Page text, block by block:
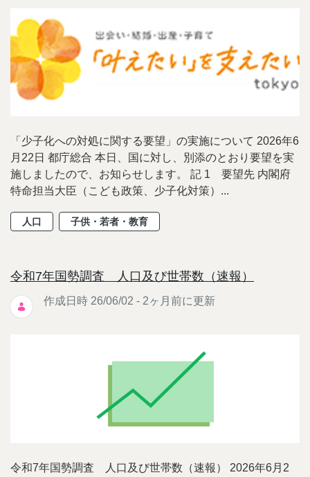
「少子化への対処に関する要望」の実施について 2026年6
月22日 都庁総合 本日、国に対し、別添のとおり要望を実
施しましたので、お知らせします。 記 1 要望先 内閣府
特命担当大臣（こども政策、少子化対策）...
人口 子供・若者・教育
令和7年国勢調査 人口及び世帯数（速報）
作成日時 26/06/02 - 2ヶ月前に更新
令和7年国勢調査 人口及び世帯数（速報） 2026年6月2